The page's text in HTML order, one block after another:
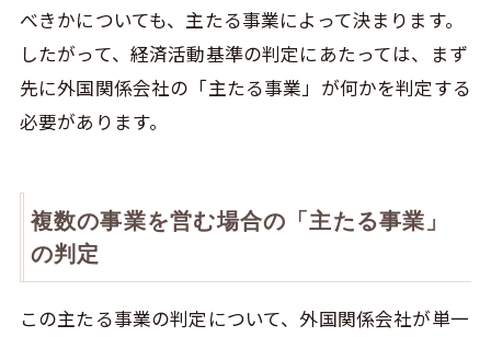
べきかについても、主たる事業によって決まります。
したがって、経済活動基準の判定にあたっては、まず
先に外国関係会社の「主たる事業」が何かを判定する
必要があります。
複数の事業を営む場合の「主たる事業」
の判定
この主たる事業の判定について、外国関係会社が単一